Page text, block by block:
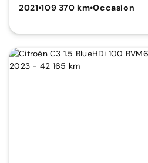
2021•109 370 km•Occasion